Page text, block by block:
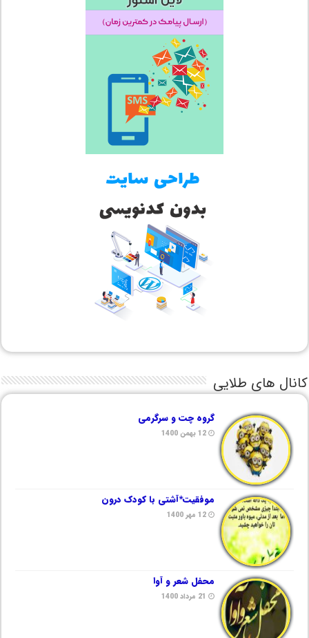
کانال های طلایی
گروه چت و سرگرمی
12 بهمن 1400
موفقیت*آشتی با کودک درون
12 مهر 1400
محفل شعر و آوا
21 مرداد 1400